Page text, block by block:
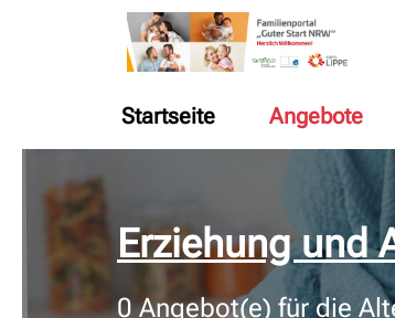
Startseite Angebote
Erziehung und
0Angebot(e) für die